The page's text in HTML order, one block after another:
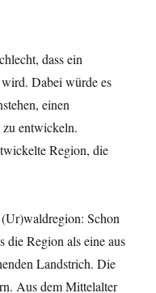
dass ein
Dabei würde es
einen
entwickeln.
Region, die
Schon
die Region als eine aus
Landstrich. Die
Aus dem Mittelalter